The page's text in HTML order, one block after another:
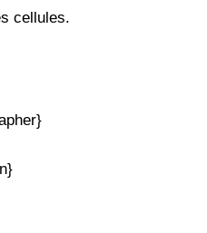
cellules.